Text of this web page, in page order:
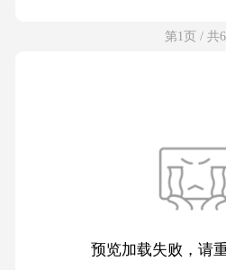
第1页 / 共
预览加载失败，请